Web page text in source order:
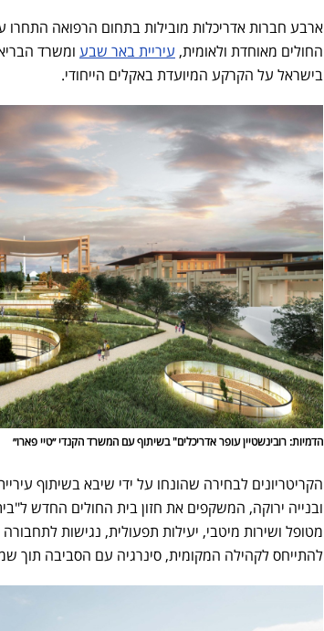
ארבע חברות אדריכלות מובילות בתחום הרפואה התחרו
החולים מאוחדת ולאומית, עיריית באר שבע ומשרד
בישראל על הקרקע המיועדת באקלים הייחודי.
הדמיות: רובינשטיין עופר אדריכלים" בשיתוף עם המשרד הקנדי ״טיי פארו״
הקריטריונים לבחירה שהונחו על ידי שיבא בשיתוף
ובנייה ירוקה, המשקפים את חזון בית החולים החדש
מטופל ושירות מיטבי, יעילות תפעולית, נגישות לתחבורה
להתייחס לקהילה המקומית, סינרגיה עם הסביבה תוך